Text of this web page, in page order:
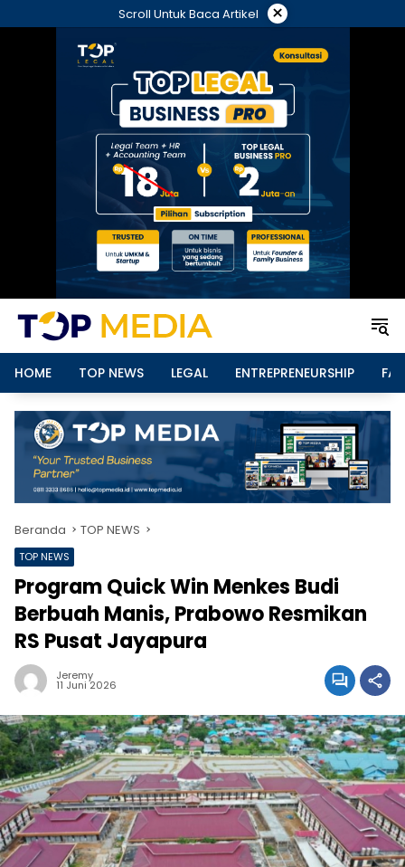
ke
Scroll Untuk Baca Artikel ×
HOME TOP NEWS LEGAL ENTREPRENEURSHIP
Beranda TOP NEWS
TOP NEWS
Program Quick Win Menkes Budi
Berbuah Manis, Prabowo Resmikan
RS Pusat Jayapura
Jeremy
11 Juni 2026